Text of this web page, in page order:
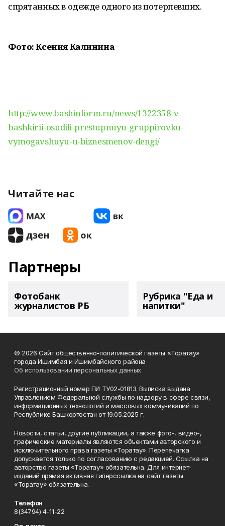
спрятанных в одежде одного из потерпевших.
Фото: Ксения Калинина
http://www.bashinform.ru/news/1322358-v-
bashkirii-osudili-prestupnuyu-gruppirovku-
vymogavshuyu-u-biznesmenov-dengi/
Читайте нас
Партнеры
Фотобанк
журналистов РБ
Рубрика "Еда и
напитки"
© 2026 Сайт общественно-политической газеты «Торатау»
города Ишимбая и Ишимбайского района
Об использовании персональных данных
Регистрационный номер ПИ ТУ02-01813. Выписка выдана
Управлением Федеральной службы по надзору в сфере связи,
информационных технологий и массовых коммуникаций по
Республике Башкортостан от 19.05.2025 г.
Новости, статьи, другие публикации, а также фото-, видео-,
графические материалы являются объектами авторского и
исключительного права газеты «Торатау». Перепечатка
допускается только по согласованию с редакцией. Ссылка на
авторство газеты «Торатау» обязательна. Для интернет-
изданий прямая активная гиперссылка на сайт газеты
«Торатау» обязательна.
Телефон
8(34794) 4-11-22